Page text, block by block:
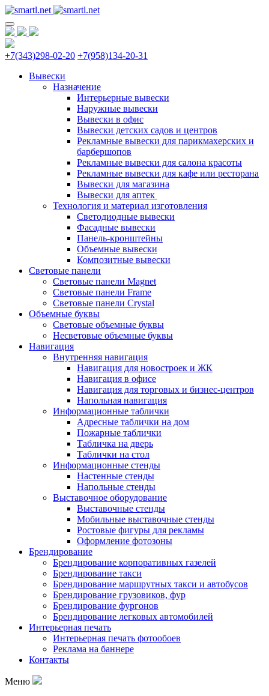
+7(343)298-02-20 +7(958)134-20-31
Вывески
Назначение
Интерьерные вывески
Наружные вывески
Вывески в офис
Вывески детских садов и центров
Рекламные вывески для парикмахерских и
барбершопов
Рекламные вывески для салона красоты
Рекламные вывески для кафе или ресторана
Вывески для магазина
Вывески для аптек
Технология и материал изготовления
Светодиодные вывески
Фасадные вывески
Панель-кронштейны
Объемные вывески
Композитные вывески
Световые панели
Световые панели Magnet
Световые панели Frame
Световые панели Crystal
Объемные буквы
Световые объемные буквы
Несветовые объемные буквы
Навигация
Внутренняя навигация
Навигация для новостроек и ЖК
Навигация в офисе
Навигация для торговых и бизнес-центров
Напольная навигация
Информационные таблички
Адресные таблички на дом
Пожарные таблички
Табличка на дверь
Таблички на стол
Информационные стенды
Настенные стенды
Напольные стенды
Выставочное оборудование
Выставочные стенды
Мобильные выставочные стенды
Ростовые фигуры для рекламы
Оформление фотозоны
Брендирование
Брендирование корпоративных газелей
Брендирование такси
Брендирование маршрутных такси и автобусов
Брендирование грузовиков, фур
Брендирование фургонов
Брендирование легковых автомобилей
Интерьерная печать
Интерьерная печать фотообоев
Реклама на баннере
Контакты
Меню